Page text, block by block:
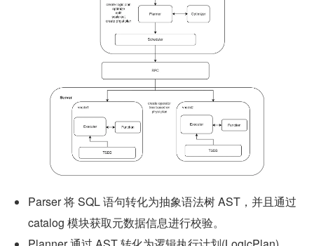
Parser 将 SQL 语句转化为抽象语法树 AST，并且通过
catalog 模块获取元数据信息进行校验。